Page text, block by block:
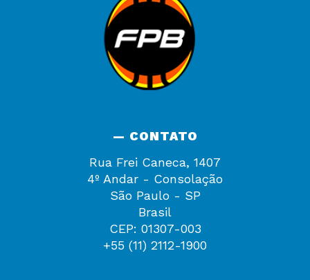
— CONTATO
Rua Frei Caneca, 1407
4º Andar - Consolação
São Paulo - SP
Brasil
CEP: 01307-003
+55 (11) 2112-1900